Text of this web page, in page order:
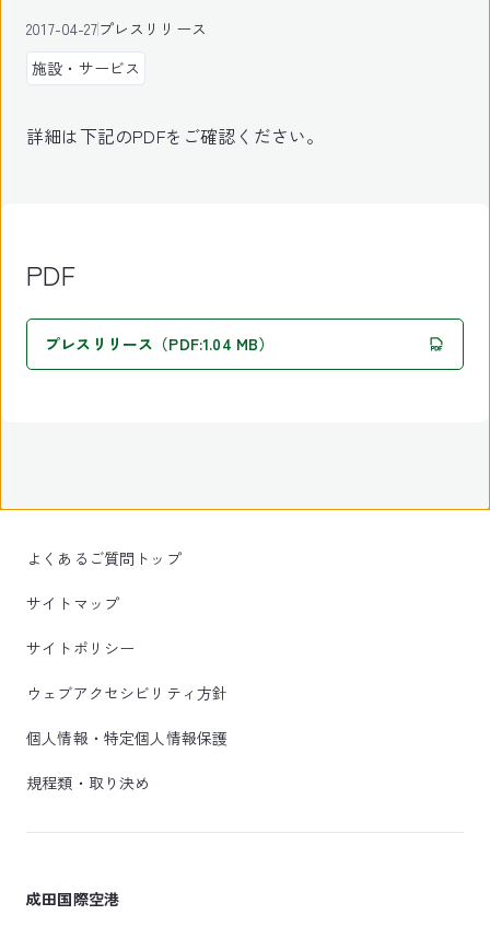
2017-04-27プレスリリース
施設・サービス
詳細は下記のPDFをご確認ください。
PDF
プレスリリース（PDF:1.04 MB）
よくあるご質問トップ
サイトマップ
サイトポリシー
ウェブアクセシビリティ方針
個人情報・特定個人情報保護
規程類・取り決め
成田国際空港